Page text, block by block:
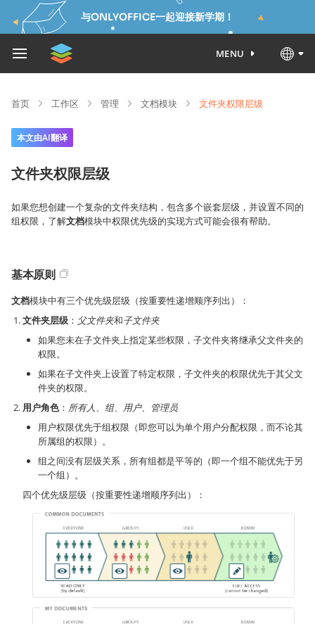
与ONLYOFFICE一起迎接新学期！
MENU
首页 工作区 管理 文档模块 文件夹权限层级
本文由AI翻译
文件夹权限层级
如果您想创建一个复杂的文件夹结构，包含多个嵌套层级，并设置不同的
组权限，了解文档模块中权限优先级的实现方式可能会很有帮助。
基本原则
文档模块中有三个优先级层级（按重要性递增顺序列出）：
文件夹层级 ： 父文件夹和子文件夹
如果您未在子文件夹上指定某些权限，子文件夹将继承父文件夹的
权限。
如果在子文件夹上设置了特定权限，子文件夹的权限优先于其父文
件夹的权限。
用户角色： 所有人、 组、 用户、
管理员
用户权限优先于组权限（即您可以为单个用户分配权限，而不论其
所属组的权限）。
组之间没有层级关系，所有组都是平等的（即一个组不能优先于另
一个组）。
四个优先级层级（按重要性递增顺序列出）：